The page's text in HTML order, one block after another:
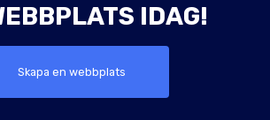
IDAG!
Skapa en webbplats